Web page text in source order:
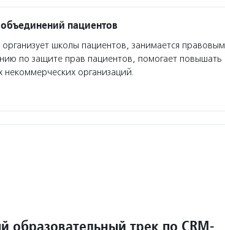
пациентов
школы пациентов, занимается правовым
по защите прав пациентов, помогает повышать
организаций.
образовательный трек по CRM-